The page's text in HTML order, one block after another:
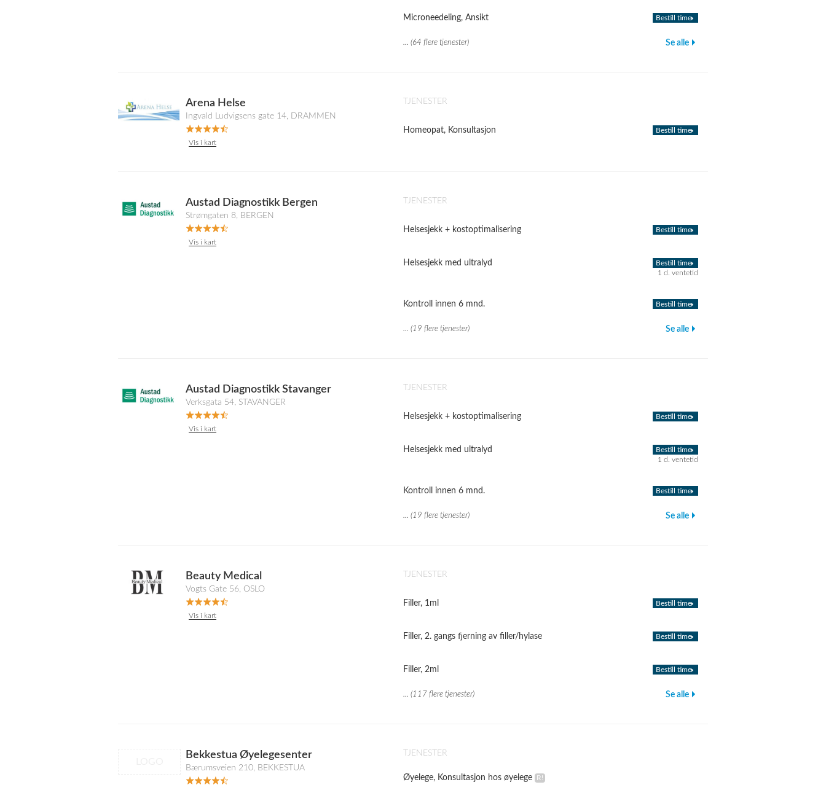
Microneedeling, Ansikt Bestill time
... (64 flere tjenester) Se alle
Arena Helse
Ingvald Ludvigsens gate 14, DRAMMEN
Vis i kart
TJENESTER
Homeopat, Konsultasjon Bestill time
Austad Diagnostikk Bergen
Strømgaten 8, BERGEN
Vis i kart
TJENESTER
Helsesjekk + kostoptimalisering Bestill time
Helsesjekk med ultralyd
Bestill time
1 d. ventetid
Kontroll innen 6 mnd. Bestill time
... (19 flere tjenester) Se alle
Austad Diagnostikk Stavanger
Verksgata 54, STAVANGER
Vis i kart
TJENESTER
Helsesjekk + kostoptimalisering Bestill time
Helsesjekk med ultralyd
Bestill time
1 d. ventetid
Kontroll innen 6 mnd. Bestill time
... (19 flere tjenester) Se alle
Beauty Medical
Vogts Gate 56, OSLO
Vis i kart
TJENESTER
Filler, 1ml Bestill time
Filler, 2. gangs fjerning av filler/hylase Bestill time
Filler, 2ml Bestill time
... (117 flere tjenester) Se alle
Bekkestua Øyelegesenter
Bærumsveien 210, BEKKESTUA
TJENESTER
Øyelege, Konsultasjon hos øyelege